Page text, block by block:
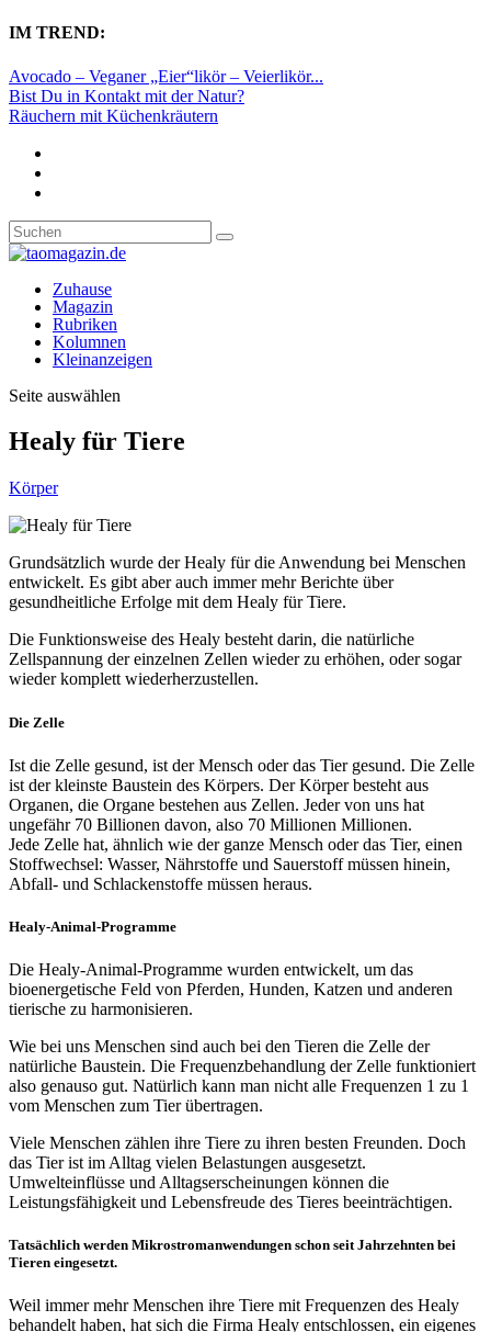
IM TREND:
Avocado – Veganer „Eier“likör – Veierlikör...
Bist Du in Kontakt mit der Natur?
Räuchern mit Küchenkräutern
Zuhause
Magazin
Rubriken
Kolumnen
Kleinanzeigen
Seite auswählen
Healy für Tiere
Körper
Grundsätzlich wurde der Healy für die Anwendung bei Menschen
entwickelt. Es gibt aber auch immer mehr Berichte über
gesundheitliche Erfolge mit dem Healy für Tiere.
Die Funktionsweise des Healy besteht darin, die natürliche
Zellspannung der einzelnen Zellen wieder zu erhöhen, oder sogar
wieder komplett wiederherzustellen.
Die Zelle
Ist die Zelle gesund, ist der Mensch oder das Tier gesund. Die Zelle
ist der kleinste Baustein des Körpers. Der Körper besteht aus
Organen, die Organe bestehen aus Zellen. Jeder von uns hat
ungefähr 70 Billionen davon, also 70 Millionen Millionen.
Jede Zelle hat, ähnlich wie der ganze Mensch oder das Tier, einen
Stoffwechsel: Wasser, Nährstoffe und Sauerstoff müssen hinein,
Abfall- und Schlackenstoffe müssen heraus.
Healy-Animal-Programme
Die Healy-Animal-Programme wurden entwickelt, um das
bioenergetische Feld von Pferden, Hunden, Katzen und anderen
tierische zu harmonisieren.
Wie bei uns Menschen sind auch bei den Tieren die Zelle der
natürliche Baustein. Die Frequenzbehandlung der Zelle funktioniert
also genauso gut. Natürlich kann man nicht alle Frequenzen 1 zu 1
vom Menschen zum Tier übertragen.
Viele Menschen zählen ihre Tiere zu ihren besten Freunden. Doch
das Tier ist im Alltag vielen Belastungen ausgesetzt.
Umwelteinflüsse und Alltagserscheinungen können die
Leistungsfähigkeit und Lebensfreude des Tieres beeinträchtigen.
Tatsächlich werden Mikrostromanwendungen schon seit Jahrzehnten bei
Tieren eingesetzt.
Weil immer mehr Menschen ihre Tiere mit Frequenzen des Healy
behandelt haben, hat sich die Firma Healy entschlossen, ein eigenes